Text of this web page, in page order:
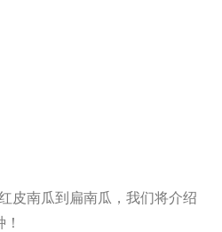
皮南瓜到扁南瓜，我们将介绍